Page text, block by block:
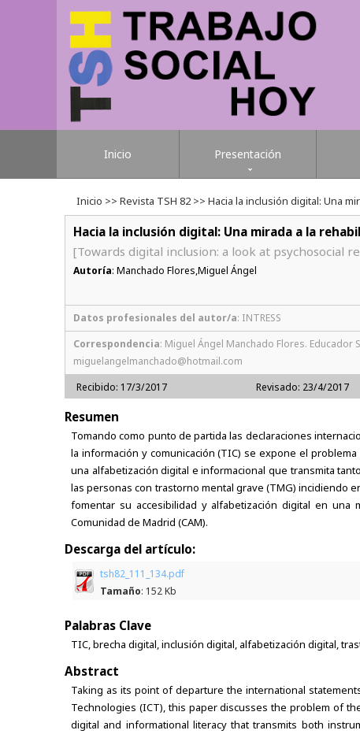
Inicio Presentación
Inicio >> Revista TSH 82 >> Hacia la inclusión digital: Una
Hacia la inclusión digital: Una mirada a la
[Towards digital inclusion: a look at psychosocial
Autoría: Manchado Flores,Miguel Ángel
Datos profesionales del autor/a: INTRESS
Correspondencia: Miguel Ángel Manchado Flores. Educador
miguelangelmanchado@hotmail.com
Recibido: 17/3/2017
Revisado: 23/4/2017
Resumen
Tomando como punto de partida las declaraciones
la información y comunicación (TIC) se expone el
una alfabetización digital e informacional que transmita
las personas con trastorno mental grave (TMG) incidiendo
fomentar su accesibilidad y alfabetización digital en
Comunidad de Madrid (CAM).
Descarga del artículo:
tsh82_111_134.pdf
Tamaño: 152 Kb
Palabras Clave
TIC, brecha digital, inclusión digital, alfabetización digital,
Abstract
Taking as its point of departure the international
Technologies (ICT), this paper discusses the problem of
digital and informational literacy that transmits both